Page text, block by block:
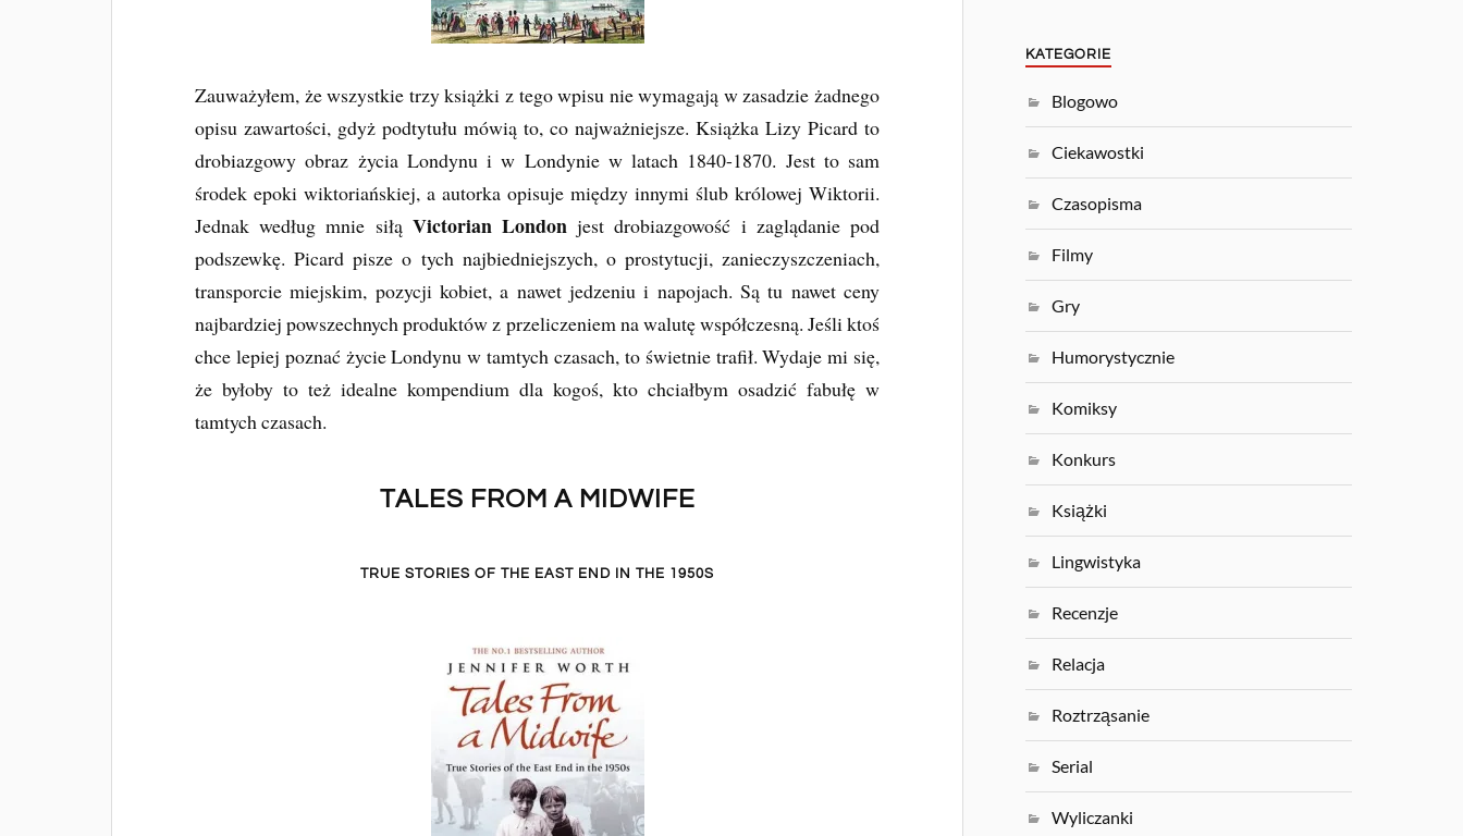
Zauważyłem, że wszystkie trzy książki z tego wpisu nie wymagają w zasadzie żadnego
opisu zawartości, gdyż podtytułu mówią to, co najważniejsze. Książka Lizy Picard to
drobiazgowy obraz życia Londynu i w Londynie w latach 1840-1870. Jest to sam
środek epoki wiktoriańskiej, a autorka opisuje między innymi ślub królowej Wiktorii.
Jednak według mnie siłą Victorian London jest drobiazgowość i zaglądanie pod
podszewkę. Picard pisze o tych najbiedniejszych, o prostytucji, zanieczyszczeniach,
transporcie miejskim, pozycji kobiet, a nawet jedzeniu i napojach. Są tu nawet ceny
najbardziej powszechnych produktów z przeliczeniem na walutę współczesną. Jeśli ktoś
chce lepiej poznać życie Londynu w tamtych czasach, to świetnie trafił. Wydaje mi się,
że byłoby to też idealne kompendium dla kogoś, kto chciałbym osadzić fabułę w
tamtych czasach.
TALES FROM A MIDWIFE
TRUE STORIES OF THE EAST END IN THE 1950S
KATEGORIE
Blogowo
Ciekawostki
Czasopisma
Filmy
Gry
Humorystycznie
Komiksy
Konkurs
Książki
Lingwistyka
Recenzje
Relacja
Roztrząsanie
Serial
Wyliczanki